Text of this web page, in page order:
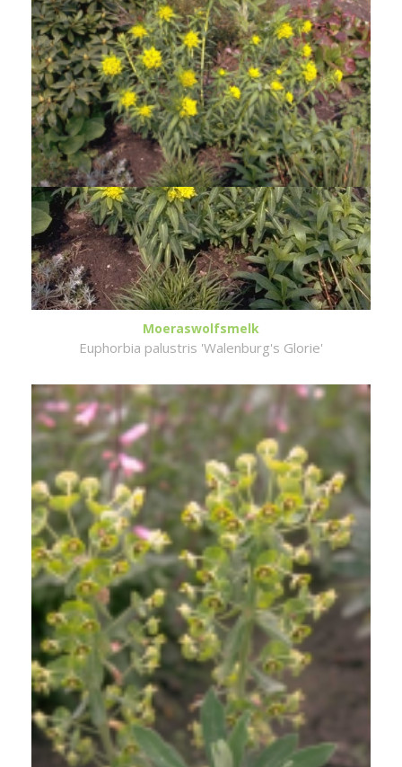
Moeraswolfsmelk
Euphorbia palustris 'Walenburg's Glorie'
Wolfsmelk
Euphorbia characias 'Forescate'